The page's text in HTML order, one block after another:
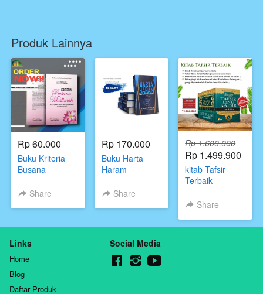
Produk Lainnya
Rp 60.000
Buku Kriteria
Busana
Pustaka Asy
Share
Rp 170.000
Buku Harta
Haram
Kontemporer,Ustadz
Share
Rp 1.600.000
Rp 1.499.900
kitab Tafsir
Terbaik
Share
Links
Home
Blog
Daftar Produk
Social Media